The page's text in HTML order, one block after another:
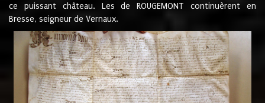
ce puissant château. Les de ROUGEMONT continuèrent en
Bresse, seigneur de Vernaux.